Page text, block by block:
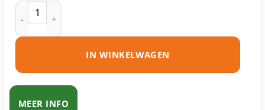
HP 125A (CB540A) toner zwart huismerk aantal
IN WINKELWAGEN
MEER INFO